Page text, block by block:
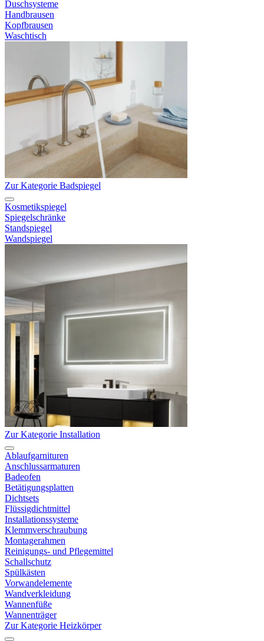
Duschsysteme
Handbrausen
Kopfbrausen
Waschtisch
Zur Kategorie Badspiegel
Kosmetikspiegel
Spiegelschränke
Standspiegel
Wandspiegel
Zur Kategorie Installation
Ablaufgarnituren
Anschlussarmaturen
Badeofen
Betätigungsplatten
Dichtsets
Flüssigdichtmittel
Installationssysteme
Klemmverschraubung
Montagerahmen
Reinigungs- und Pflegemittel
Schallschutz
Spülkästen
Vorwandelemente
Wandverkleidung
Wannenfüße
Wannenträger
Zur Kategorie Heizkörper